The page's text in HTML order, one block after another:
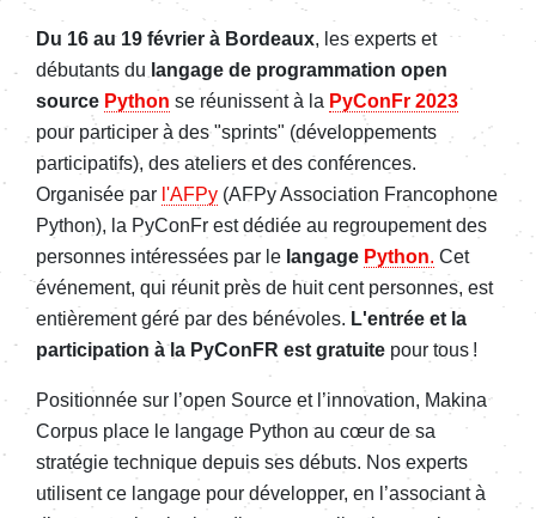
Du 16 au 19 février à Bordeaux, les experts et
débutants du langage de programmation open
source Python se réunissent à la PyConFr 2023
pour participer à des "sprints" (développements
participatifs), des ateliers et des conférences.
Organisée par l'AFPy (AFPy Association Francophone
Python), la PyConFr est dédiée au regroupement des
personnes intéressées par le langage Python. Cet
événement, qui réunit près de huit cent personnes, est
entièrement géré par des bénévoles. L'entrée et la
participation à la PyConFR est gratuite pour tous !
Positionnée sur l’open Source et l’innovation, Makina
Corpus place le langage Python au cœur de sa
stratégie technique depuis ses débuts. Nos experts
utilisent ce langage pour développer, en l’associant à